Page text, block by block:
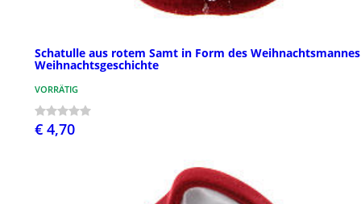
Schatulle aus rotem Samt in Form des Weihnachtsmannes
Weihnachtsgeschichte
VORRÄTIG
€ 4,70